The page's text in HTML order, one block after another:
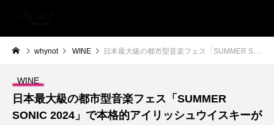
whynot WINE 日本最大級の都市型音楽フェス「SUMMER SONIC 2024」で本格的アイリッシュウイスキーが楽しめる「THE BUSKER スペシャルブース」が登場！
WINE
日本最大級の都市型音楽フェス「SUMMER
SONIC 2024」で本格的アイリッシュウイスキーが